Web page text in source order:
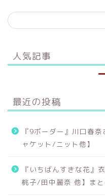
人気記事
最近の投稿
『9ボーダー』川口春
ャケット/ニット他】
『いちばんすきな花』
桃子/田中麗奈 他】まと